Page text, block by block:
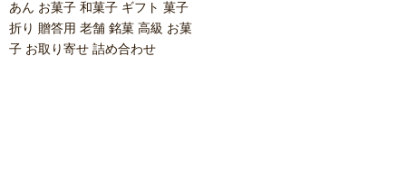
あん お菓子 和菓子 ギフト 菓子
折り 贈答用 老舗 銘菓 高級 お菓
子 お取り寄せ 詰め合わせ